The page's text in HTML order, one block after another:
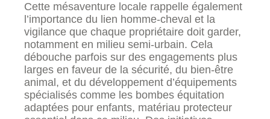
Cette mésaventure locale rappelle également
l’importance du lien homme-cheval et la
vigilance que chaque propriétaire doit garder,
notamment en milieu semi-urbain. Cela
débouche parfois sur des engagements plus
larges en faveur de la sécurité, du bien-être
animal, et du développement d’équipements
spécialisés comme les bombes équitation
adaptées pour enfants, matériau protecteur